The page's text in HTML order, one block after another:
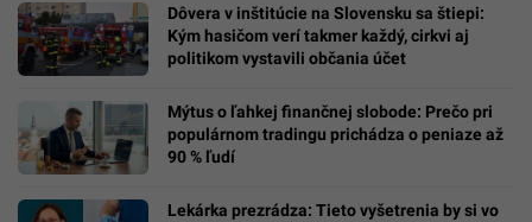
Dôvera v inštitúcie na Slovensku sa štiepi:
Kým hasičom verí takmer každý, cirkvi aj
politikom vystavili občania účet
Mýtus o ľahkej finančnej slobode: Prečo pri
populárnom tradingu prichádza o peniaze až
90 % ľudí
Lekárka prezrádza: Tieto vyšetrenia by si vo